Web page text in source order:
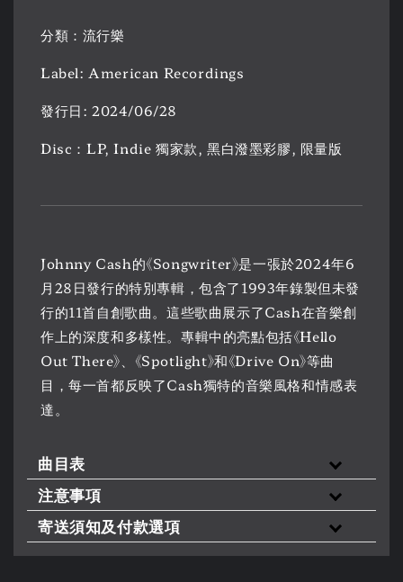
分類：流行樂
Label: American Recordings
發行日: 2024/06/28
Disc：LP, Indie 獨家款, 黑白潑墨彩膠, 限量版
Johnny Cash的《Songwriter》是一張於2024年6
月28日發行的特別專輯，包含了1993年錄製但未發
行的11首自創歌曲。這些歌曲展示了Cash在音樂創
作上的深度和多樣性。專輯中的亮點包括《Hello
Out There》、《Spotlight》和《Drive On》等曲
目，每一首都反映了Cash獨特的音樂風格和情感表
達。
曲目表
注意事項
寄送須知及付款選項